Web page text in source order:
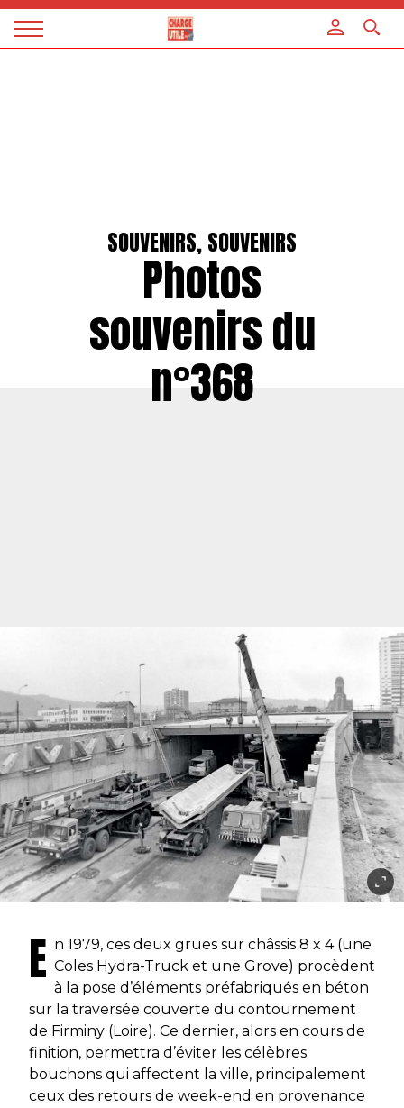
Magazine
SOUVENIRS, SOUVENIRS
Photos
souvenirs du
n°368
E n 1979, ces deux grues sur châssis 8 x 4 (une
Coles Hydra-Truck et une Grove) procèdent
à la pose d’éléments préfabriqués en béton
sur la traversée couverte du contournement
de Firminy (Loire). Ce dernier, alors en cours de
finition, permettra d’éviter les célèbres
bouchons qui affectent la ville, principalement
ceux des retours de week-end en provenance
Panneau de gestion des cookies